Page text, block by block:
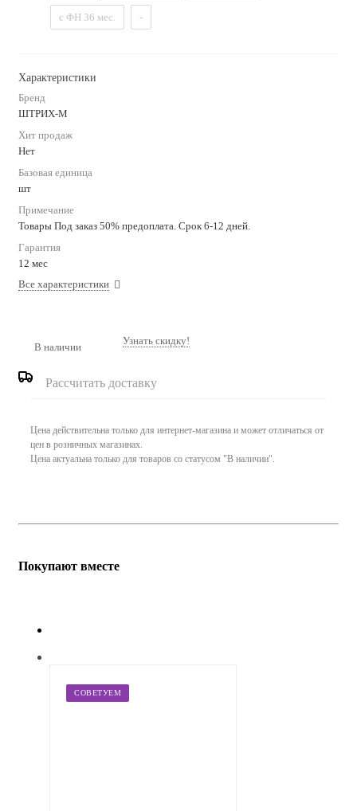
с ФН 36 мес. -
Характеристики
Бренд
ШТРИХ-М
Хит продаж
Нет
Базовая единица
шт
Примечание
Товары Под заказ 50% предоплата. Срок 6-12 дней.
Гарантия
12 мес
Все характеристики
В наличии Узнать скидку!
Рассчитать доставку
Цена действительна только для интернет-магазина и может отличаться от
цен в розничных магазинах.
Цена актуальна только для товаров со статусом "В наличии".
Покупают вместе
СОВЕТУЕМ